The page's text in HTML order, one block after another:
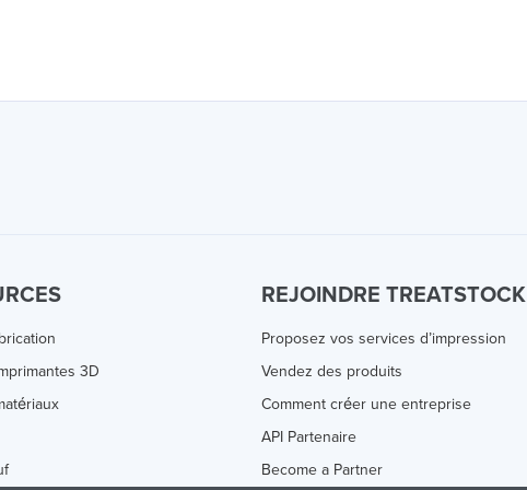
3D
REJOINDRE TREATSTOCK
Proposez vos services d’impression
Vendez des produits
Comment créer une entreprise
API Partenaire
Become a Partner